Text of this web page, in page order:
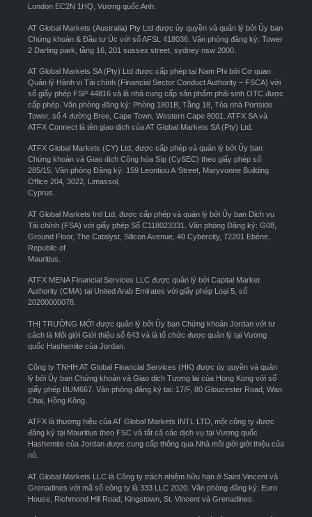
London EC2N 1HQ, Vương quốc Anh.
AT Global Markets (Australia) Pty Ltd được ủy quyền và quản lý bởi Ủy ban
Chứng khoán & Đầu tư Úc với số AFSL 418036. Văn phòng đăng ký: Tower
2 Darling park, tầng 16, 201 sussex street, sydney nsw 2000.
AT Global Markets SA (Pty) Ltd được cấp phép tại Nam Phi bởi Cơ quan
Quản lý Hành vi Tài chính (Financial Sector Conduct Authority – FSCA) với
số giấy phép FSP 44816 và là nhà cung cấp sản phẩm phái sinh OTC được
cấp phép. Văn phòng đăng ký: Phòng 1801B, Tầng 18, Tòa nhà Portside
Tower, số 4 đường Bree, Cape Town, Western Cape 8001. ATFX SA và
ATFX Connect là tên giao dịch của AT Global Markets SA (Pty) Ltd.
ATFX Global Markets (CY) Ltd, được cấp phép và quản lý bởi Ủy ban
Chứng khoán và Giao dịch Cộng hòa Síp (CySEC) theo giấy phép số
285/15. Văn phòng Đăng ký: 159 Leontiou A ‘Street, Maryvonne Building
Office 204, 3022, Limassol,
Cyprus.
AT Global Markets Intl Ltd, được cấp phép và quản lý bởi Ủy ban Dịch vụ
Tài chính (FSA) với giấy phép Số C118023331. Văn phòng Đăng ký: G08,
Ground Floor, The Catalyst, Silicon Avenue, 40 Cybercity, 72201 Ebène,
Republic of
Mauritius.
ATFX MENA Financial Services LLC được quản lý bởi Capital Market
Authority (CMA) tại United Arab Emirates với giấy phép Loại 5, số
20200000078.
THỊ TRƯỜNG MỚI được quản lý bởi Ủy ban Chứng khoán Jordan với tư
cách là Môi giới Giới thiệu số 643 và là tổ chức được quản lý tại Vương
quốc Hashemite của Jordan.
Công ty TNHH AT Global Financial Services (HK) được ủy quyền và quản
lý bởi Ủy ban Chứng khoán và Giao dịch Tương lai của Hong Kong với số
giấy phép BUM667. Văn phòng đăng ký tại: 17/F, 80 Gloucester Road, Wan
Chai, Hồng Kông.
ATFX là thương hiệu của AT Global Markets INTL LTD, một công ty được
đăng ký tại Mauritius theo FSC và tất cả các dịch vụ tại Vương quốc
Hashemite của Jordan được cung cấp thông qua Nhà môi giới giới thiệu của
nó.
AT Global Markets LLC là Công ty trách nhiệm hữu hạn ở Saint Vincent và
Grenadines với mã số công ty là 333 LLC 2020. Văn phòng đăng ký: Euro
House, Richmond Hill Road, Kingstown, St. Vincent và Grenadines.